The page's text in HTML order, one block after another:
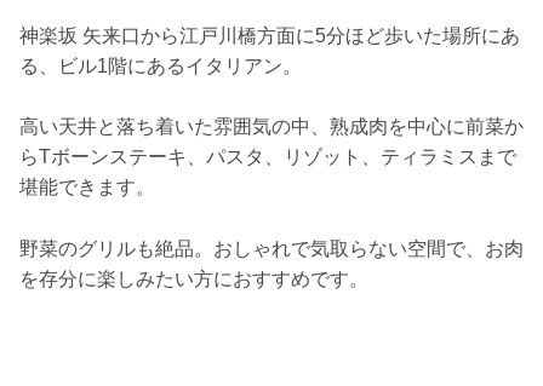
神楽坂 矢来口から江戸川橋方面に5分ほど歩いた場所にあ
る、ビル1階にあるイタリアン。
高い天井と落ち着いた雰囲気の中、熟成肉を中心に前菜か
らTボーンステーキ、パスタ、リゾット、ティラミスまで
堪能できます。
野菜のグリルも絶品。おしゃれで気取らない空間で、お肉
を存分に楽しみたい方におすすめです。